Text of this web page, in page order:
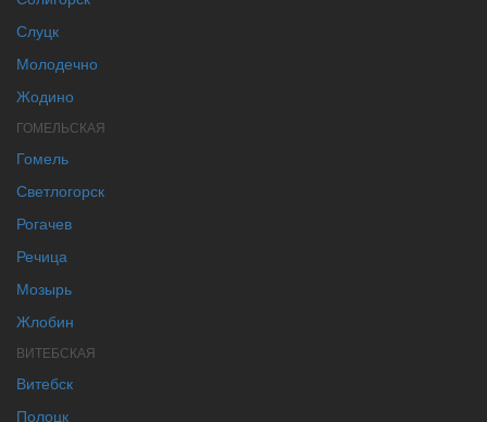
Слуцк
Молодечно
Жодино
ГОМЕЛЬСКАЯ
Гомель
Светлогорск
Рогачев
Речица
Мозырь
Жлобин
ВИТЕБСКАЯ
Витебск
Полоцк